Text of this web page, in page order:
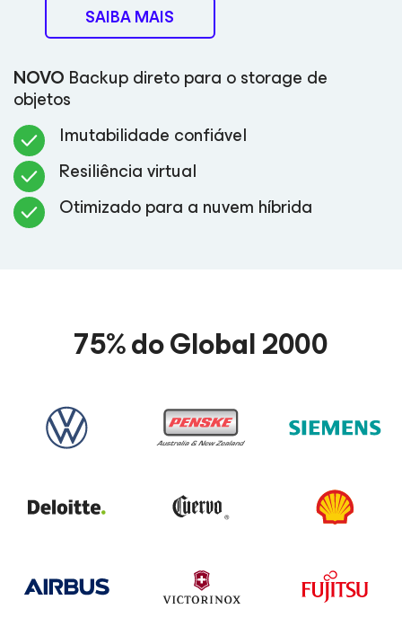
SAIBA MAIS
NOVO Backup direto para o storage de
objetos
Imutabilidade confiável
Resiliência virtual
Otimizado para a nuvem híbrida
75% do Global 2000